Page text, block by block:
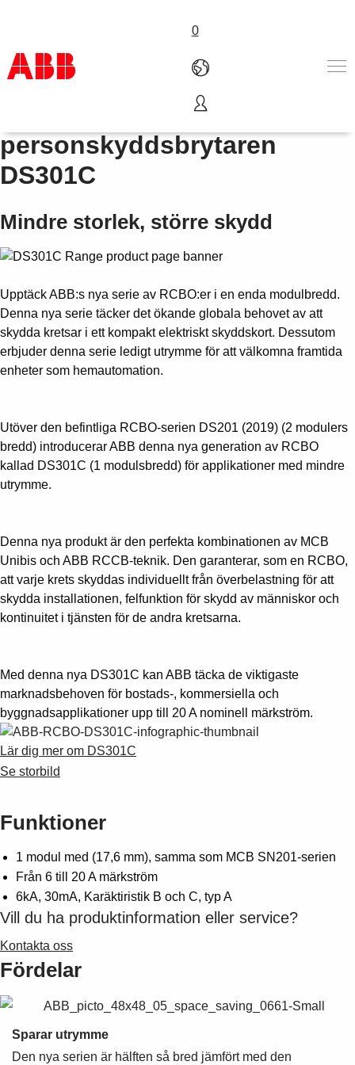
0
Produkter och tjänster
Industrier
Service
Kontakta oss
Karriär på ABB
Suggestions
Products
See more products
Shopping list preview
personskyddsbrytaren
DS301C
Mindre storlek, större skydd
Upptäck ABB:s nya serie av RCBO:er i en enda modulbredd.
Denna nya serie täcker det ökande globala behovet av att
skydda kretsar i ett kompakt elektriskt skyddskort. Dessutom
erbjuder denna serie ledigt utrymme för att välkomna framtida
enheter som hemautomation.
Utöver den befintliga RCBO-serien DS201 (2019) (2 modulers
bredd) introducerar ABB denna nya generation av RCBO
kallad DS301C (1 modulsbredd) för applikationer med mindre
utrymme.
Denna nya produkt är den perfekta kombinationen av MCB
Unibis och ABB RCCB-teknik. Den garanterar, som en RCBO,
att varje krets skyddas individuellt från överbelastning för att
skydda installationen, felfunktion för skydd av människor och
kontinuitet i tjänsten för de andra kretsarna.
Med denna nya DS301C kan ABB täcka de viktigaste
marknadsbehoven för bostads-, kommersiella och
byggnadsapplikationer upp till 20 A nominell märkström.
Lär dig mer om DS301C
Se storbild
Funktioner
1 modul med (17,6 mm), samma som MCB SN201-serien
Från 6 till 20 A märkström
6kA, 30mA, Karäktiristik B och C, typ A
Vill du ha produktinformation eller service?
Kontakta oss
Fördelar
Sparar utrymme
Den nya serien är hälften så bred jämfört med den